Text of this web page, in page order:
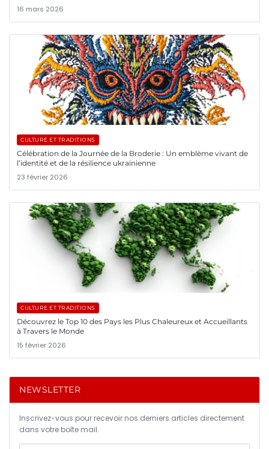
16 mars 2026
CULTURE ET TRADITIONS
Célébration de la Journée de la Broderie : Un emblème vivant de
l’identité et de la résilience ukrainienne
23 février 2026
CULTURE ET TRADITIONS
Découvrez le Top 10 des Pays les Plus Chaleureux et Accueillants
à Travers le Monde
15 février 2026
NEWSLETTER
Inscrivez-vous pour recevoir nos derniers articles directement
dans votre boîte mail.